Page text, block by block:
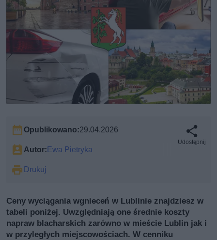
Opublikowano:29.04.2026
Autor: Ewa Pietryka
Drukuj
Udostępnij
Ceny wyciągania wgnieceń w Lublinie znajdziesz w
tabeli poniżej. Uwzględniają one średnie koszty
napraw blacharskich zarówno w mieście Lublin jak i
w przyległych miejscowościach. W cenniku